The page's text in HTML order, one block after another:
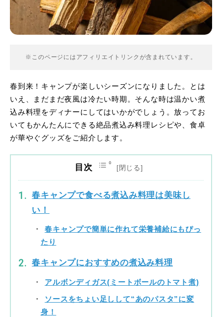
※このページにはアフィリエイトリンクが含まれています。
春到来！キャンプが楽しいシーズンになりました。とは
いえ、まだまだ夜風は冷たい時期。そんな時は温かい煮
込み料理をディナーにしてはいかがでしょう。放ってお
いてもかんたんにできる絶品煮込み料理レシピや、食卓
が華やぐグッズをご紹介します。
目次
春キャンプで食べる煮込み料理は美味し
い！
春キャンプで簡単に作れて栄養補給にもぴっ
たり
春キャンプにおすすめの煮込み料理
アルボンディガス(ミートボールのトマト煮)
ソースをちょい足しして“あのパスタ”に変
身！